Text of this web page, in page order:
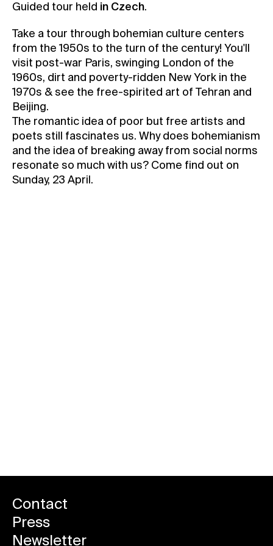
News
Press
Rentals
Vacancies
Guided tour held in Czech.
Take a tour through bohemian culture centers
from the 1950s to the turn of the century! You'll
visit post-war Paris, swinging London of the
1960s, dirt and poverty-ridden New York in the
1970s & see the free-spirited art of Tehran and
Beijing.
The romantic idea of poor but free artists and
poets still fascinates us. Why does bohemianism
and the idea of breaking away from social norms
resonate so much with us? Come find out on
Sunday, 23 April.
Contact
Press
Newsletter